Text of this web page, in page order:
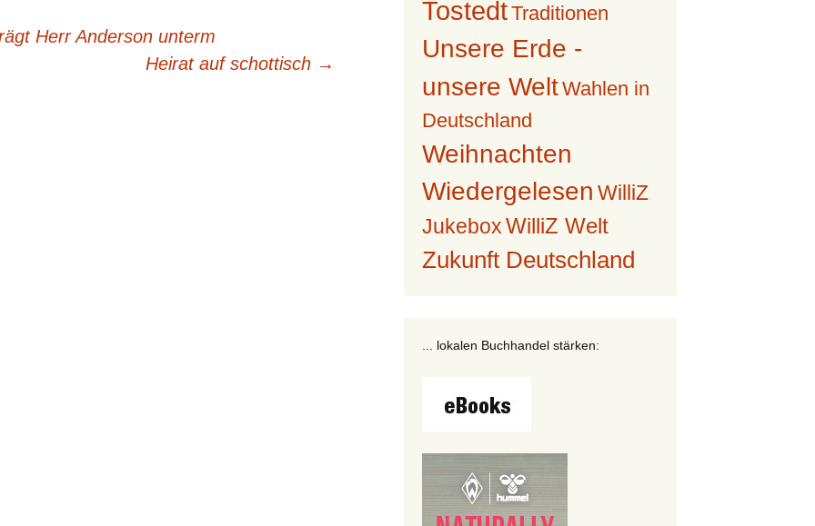
Herr Anderson unterm
Heirat auf schottisch →
TostedtTraditionen
Unsere Erde -
unsere WeltWahlen in
Deutschland
Weihnachten
Wiedergelesen WilliZ
Jukebox WilliZ Welt
Zukunft Deutschland
... lokalen Buchhandel stärken: